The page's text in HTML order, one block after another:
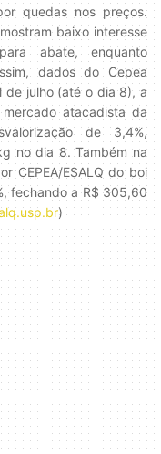
quedas nos preços.
baixo interesse
abate, enquanto
dados do Cepea
de julho (até o dia 8), a
atacadista da
de 3,4%,
no dia 8. Também na
CEPEA/ESALQ do boi
fechando a R$ 305,60
)